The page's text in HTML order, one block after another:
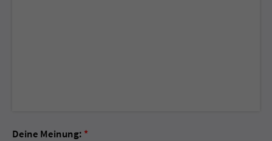
Deine Meinung: *